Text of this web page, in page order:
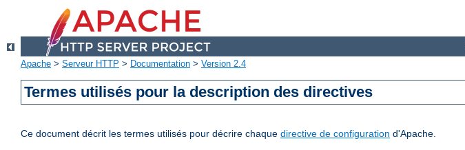
Apache > Serveur HTTP > Documentation > Version 2.4
Termes utilisés pour la description des directives
Ce document décrit les termes utilisés pour décrire chaque directive de configuration d'Apache.